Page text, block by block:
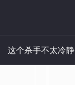
这个杀手不太冷静